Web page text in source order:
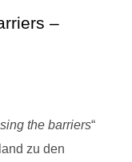
–
the barriers“
zu den